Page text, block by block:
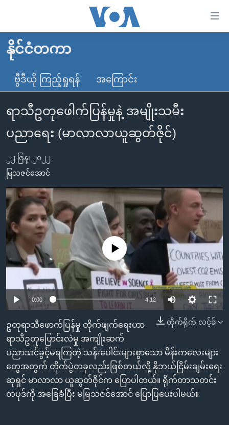
လွယ်ကူ
စေ
သည့်
များ
ပင်မ
သို့
ကျော်
ကြည့်
ရန်
ပင်မ
အ
ညွန်း
စာမျက်နှာ
ကျော်
ကြည့်
ရှာဖွေ
ရန်
နေရာ
သို့
ကျော်
ရန်
မူလစာမျက်နှာ
မြန်မာ
ကမ္ဘာ့သတင်းများ
နိုင်ငံတကာ
အစ္စရေး-ပါလက်စတိုင်း
ဗွီဒီယို
သတင်းလွတ်လပ်ခွင့်
ရပ်ဝန်းတခု လမ်းတခု အလွန်
အင်္ဂလိပ်စာလေ့လာမယ်
မကြေးမုံရဲ့ အင်္ဂလိပ်စာ
ရုပ်ရှင်ထဲက အင်္ဂလိပ်စာ
သုတပဒေသာ အင်္ဂလိပ်စာ
ရေဒီယို
တီဗွီ
ရေဒီယိုနှင့်ရုပ်သံ အချက်အလက်များ
ရေဒီယို/တီဗွီအစီအစဉ်
Learning English
ဗွီအိုအေ လူမှုကွန်ယက်များ
ဘာသာစကားများ
နိုင်ငံတကာ
ဗွီဒီယို ကြည့်ရှုရန် အကြောင်း
ရာသီဥတုဖေါက်ပြန်မှုနဲ့ အမျိုးသမီး
ပညာရေး (မာလာလာယူဆွတ်ဇိုင်)
၂၂ ဇြန္၊ ၂၀၂၂
မြသဇင်အောင်
No media source currently available
0:00 4:12
တိုက်ရိုက် လင့်ခ်
ဥတုရာသီဖောက်ပြန်မှု တိုက်ဖျက်ရေးဟာ
ရာသီဥတုပြောင်းလဲမှု အကျိုးဆက်
ပညာသင်ခွင့်မရကြတဲ့ သန်းပေါင်းများစွာသော မိန်းကလေးများ
တွေအတွက် တိုက်ပွဲတခုလည်းဖြစ်တယ်လို့ နိုဘယ်ငြိမ်းချမ်းရေး
ဆုရှင် မာလာလာ ယူဆွတ်ဇိုင်က ပြောပါတယ်။ ရိုက်တာသတင်း
တပုဒ်ကို အခြေခံပြီး မမြသဇင်အောင် ပြောပြပေးပါမယ်။